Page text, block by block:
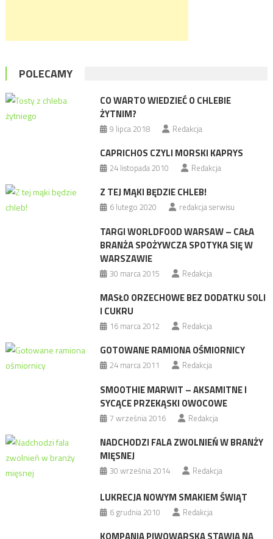
POLECAMY
CO WARTO WIEDZIEĆ O CHLEBIE
ŻYTNIM?
9 lipca 2018 Redakcja
CAPRICHOS CZYLI MORSKI KAPRYS
24 listopada 2010 Redakcja
Z TEJ MĄKI BĘDZIE CHLEB!
6 lutego 2020 redakcja serwisu
TARGI WORLDFOOD WARSAW – CAŁA
BRANŻA SPOŻYWCZA SPOTYKA SIĘ W
WARSZAWIE
30 marca 2015 Redakcja
MASŁO ORZECHOWE BEZ DODATKU SOLI
I CUKRU
16 marca 2012 Redakcja
GOTOWANE RAMIONA OŚMIORNICY
24 marca 2011 Redakcja
SMOOTHIE MARWIT – AKSAMITNE I
SYCĄCE PRZEKĄSKI OWOCOWE
7 września 2016 Redakcja
NADCHODZI FALA ZWOLNIEŃ W BRANŻY
MIĘSNEJ
30 września 2014 Redakcja
LUKRECJA NOWYM SMAKIEM ŚWIĄT
6 grudnia 2010 Redakcja
KOMPANIA PIWOWARSKA STAWIA NA